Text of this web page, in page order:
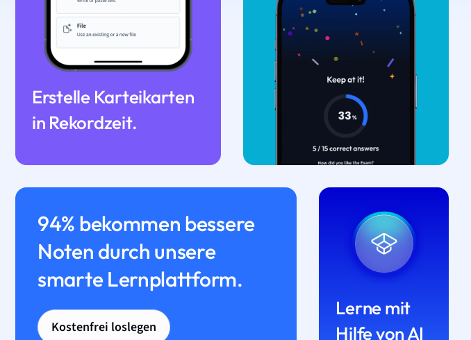
Erstelle Karteikarten
in Rekordzeit.
94% bekommen bessere
Noten durch unsere
smarte Lernplattform.
Kostenfrei loslegen
Lerne mit
Hilfe von AI